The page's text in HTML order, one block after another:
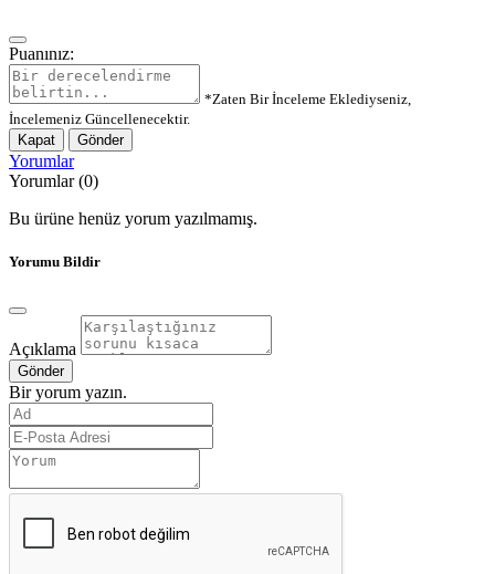
Puanınız:
*Zaten Bir İnceleme Eklediyseniz,
İncelemeniz Güncellenecektir.
Kapat
Gönder
Yorumlar
Yorumlar (0)
Bu ürüne henüz yorum yazılmamış.
Yorumu Bildir
Açıklama
Gönder
Bir yorum yazın.